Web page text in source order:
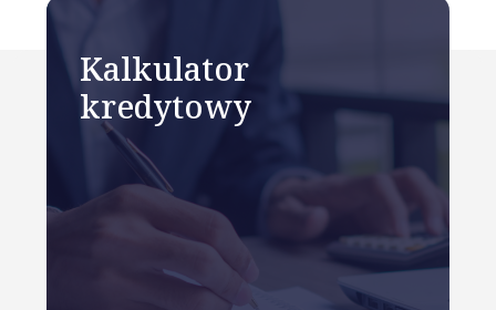
Kalkulator
kredytowy